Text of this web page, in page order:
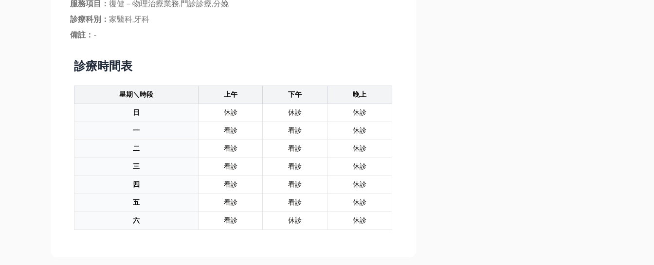
服務項目： 復健－物理治療業務,門診診療,分娩
診療科別： 家醫科,牙科
備註： -
診療時間表
星期＼時段 上午 下午
晚上
日
休診 休診
休診
一
看診 看診
休診
二
看診 看診
休診
三
看診 看診
休診
四
看診 看診
休診
五
看診 看診
休診
六
看診 休診 休診